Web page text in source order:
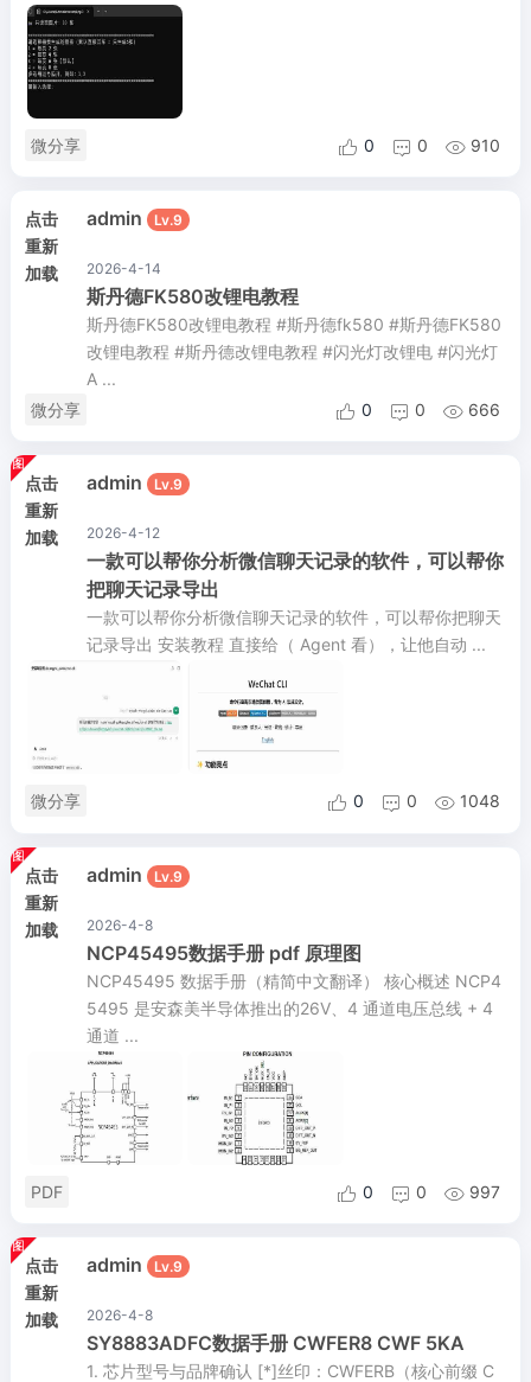
微分享  0  0  910
点击
重新
加载
admin Lv.9
2026-4-14
斯丹德FK580改锂电教程
斯丹德FK580改锂电教程 #斯丹德fk580 #斯丹德FK580
改锂电教程 #斯丹德改锂电教程 #闪光灯改锂电 #闪光灯
A ...
微分享
 0  0  666
点击
重新
加载
admin Lv.9
2026-4-12
一款可以帮你分析微信聊天记录的软件，可以帮你
把聊天记录导出
一款可以帮你分析微信聊天记录的软件，可以帮你把聊天
记录导出 安装教程 直接给（ Agent 看），让他自动 ...
微分享  0  0  1048
点击
重新
加载
admin Lv.9
2026-4-8
NCP45495数据手册 pdf 原理图
NCP45495 数据手册（精简中文翻译） 核心概述 NCP4
5495 是安森美半导体推出的26V、4 通道电压总线 + 4
通道 ...
PDF  0  0  997
点击
重新
加载
admin Lv.9
2026-4-8
SY8883ADFC数据手册 CWFER8 CWF 5KA
1. 芯片型号与品牌确认 [*]丝印：CWFERB（核心前缀 C